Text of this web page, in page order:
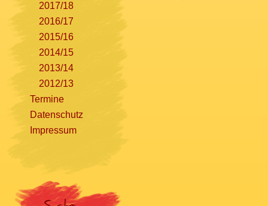
2017/18
2016/17
2015/16
2014/15
2013/14
2012/13
Termine
Datenschutz
Impressum